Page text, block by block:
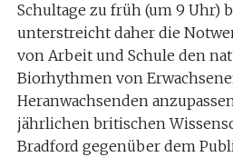
Schultage zu früh (um 9 Uhr)
unterstreicht daher die
von Arbeit und Schule den
Biorhythmen von
Heranwachsenden
jährlichen britischen
Bradford gegenüber dem